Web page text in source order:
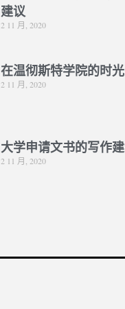
建议
2 11 月, 2020
在温彻斯特学院的时光
2 11 月, 2020
大学申请文书的写作
2 11 月, 2020